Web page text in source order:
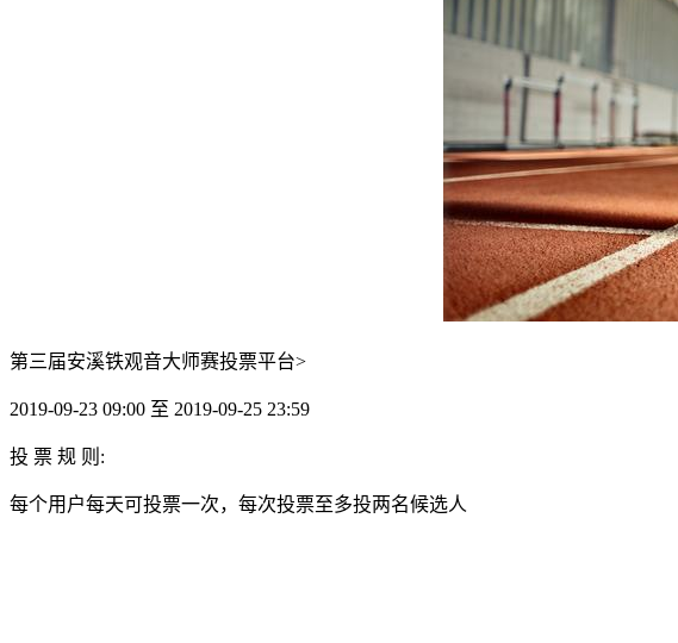
第三届安溪铁观音大师赛投票平台>
2019-09-23 09:00 至 2019-09-25 23:59
投 票 规 则:
每个用户每天可投票一次，每次投票至多投两名候选人